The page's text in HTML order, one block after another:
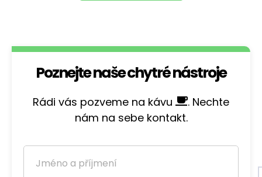
Poznejte naše chytré nástroje
Rádi vás pozveme na kávu
. Nechte
nám na sebe kontakt.